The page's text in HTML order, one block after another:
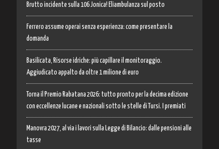
Brutto incidente sulla 106 Jonica! Eliambulanza sul posto
Ferrero assume operai senza esperienza: come presentare la
domanda
Basilicata, Risorse idriche: più capillare il monitoraggio.
Aggiudicato appalto da oltre 1 milione di euro
Torna il Premio Rabatana 2026: tutto pronto per la decima edizione
con eccellenze lucane e nazionali sotto le stelle di Tursi. I premiati
Manovra 2027, al via i lavori sulla Legge di Bilancio: dalle pensioni alle
tasse